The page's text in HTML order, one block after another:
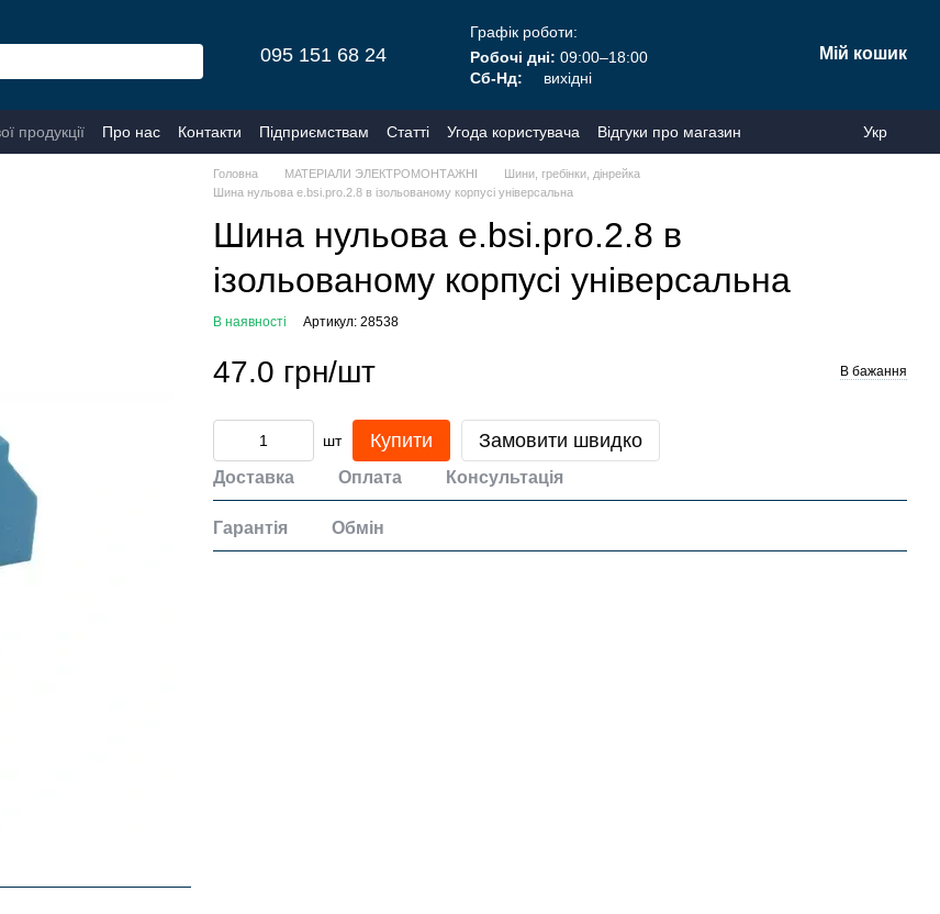
095 151 68 24
Графік роботи:
Робочі дні: 09:00–18:00
Сб-Нд:
вихідні
Мій кошик
продукції Про нас Контакти Підприємствам Статті Угода користувача Відгуки про магазин Укр
Головна МАТЕРІАЛИ ЭЛЕКТРОМОНТАЖНІ
Шини, гребінки, дінрейка
Шина нульова e.bsi.pro.2.8 в ізольованому корпусі універсальна
Шина нульова e.bsi.pro.2.8 в
ізольованому корпусі універсальна
В наявності Артикул: 28538
47.0 грн/шт В бажання
шт Купити Замовити швидко
Доставка Оплата Консультація
Гарантія Обмін